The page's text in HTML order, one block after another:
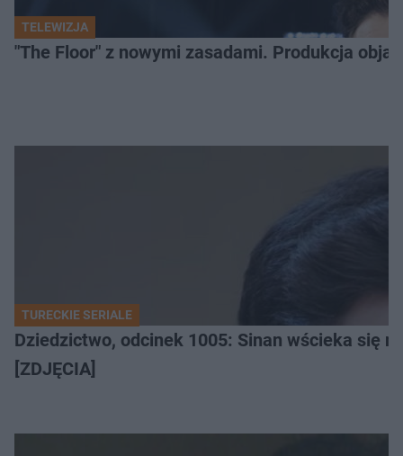
TELEWIZJA
"The Floor" z nowymi zasadami. Produkcja
TURECKIE SERIALE
Dziedzictwo, odcinek 1005: Sinan wścieka się
[ZDJĘCIA]